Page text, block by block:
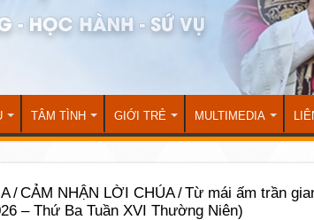
TÂM TÌNH GIỚI TRẺ MULTIMEDIA
/CẢM NHẬN LỜI CHÚA/Từ mái ấm trần
– Thứ Ba Tuần XVI Thường Niên)